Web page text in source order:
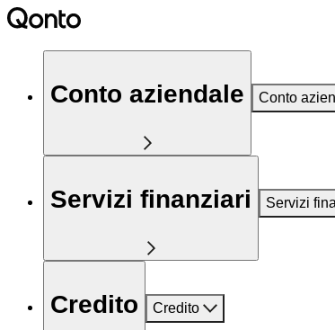
Conto aziendale Conto
Servizi finanziari Servizi
Credito Credito